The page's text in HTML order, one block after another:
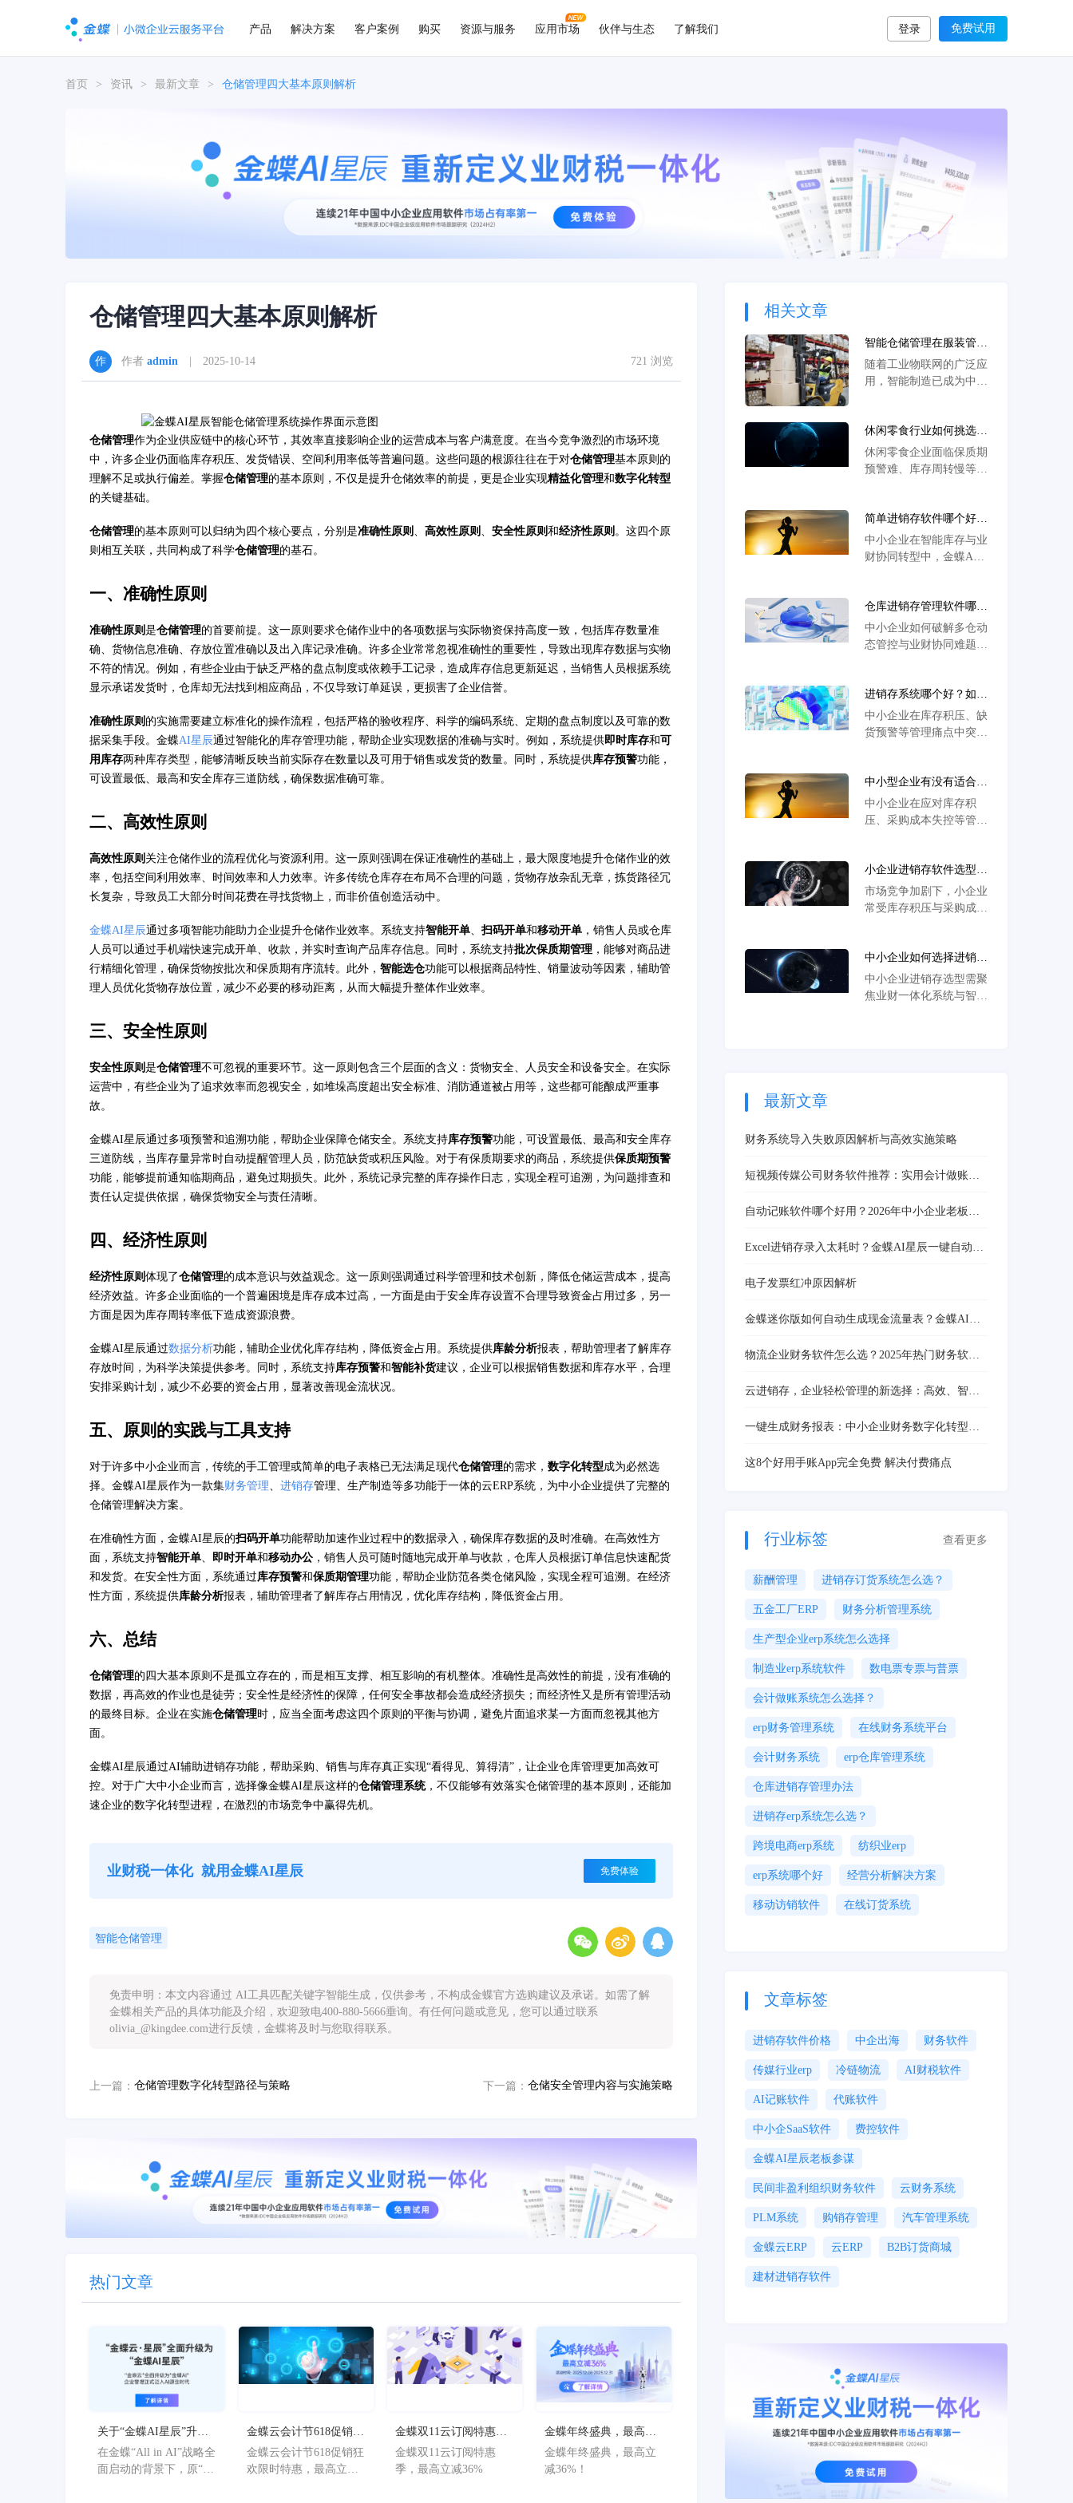
产品 解决方案 客户案例 购买 资源与服务 应用市场 伙伴与生态 了解我们 登录 免费试用
首页 > 资讯 > 最新文章 > 仓储管理四大基本原则解析
仓储管理四大基本原则解析
作者 admin | 2025-10-14 721 浏览
仓储管理作为企业供应链中的核心环节，其效率直接影响企业的运营成本与客户满意度。在当今竞争激烈的市场环境
中，许多企业仍面临库存积压、发货错误、空间利用率低等普遍问题。这些问题的根源往往在于对仓储管理基本原则的
理解不足或执行偏差。掌握仓储管理的基本原则，不仅是提升仓储效率的前提，更是企业实现精益化管理和数字化转型
的关键基础。
仓储管理的基本原则可以归纳为四个核心要点，分别是准确性原则 、 高效性原则 、 安全性原则 和经济性原则 。这四个原
则相互关联，共同构成了科学仓储管理的基石。
一、准确性原则
准确性原则 是仓储管理的首要前提。这一原则要求仓储作业中的各项数据与实际物资保持高度一致，包括库存数量准
确、货物信息准确、存放位置准确以及出入库记录准确。许多企业常常忽视准确性的重要性，导致出现库存数据与实物
不符的情况。例如，有些企业由于缺乏严格的盘点制度或依赖手工记录，造成库存信息更新延迟，当销售人员根据系统
显示承诺发货时，仓库却无法找到相应商品，不仅导致订单延误，更损害了企业信誉。
准确性原则 的实施需要建立标准化的操作流程，包括严格的验收程序、科学的编码系统、定期的盘点制度以及可靠的数
据采集手段。金蝶AI星辰通过智能化的库存管理功能，帮助企业实现数据的准确与实时。例如，系统提供即时库存和可
用库存两种库存类型，能够清晰反映当前实际存在数量以及可用于销售或发货的数量。同时，系统提供库存预警功能，
可设置最低、最高和安全库存三道防线，确保数据准确可靠。
二、高效性原则
高效性原则 关注仓储作业的流程优化与资源利用。这一原则强调在保证准确性的基础上，最大限度地提升仓储作业的效
率，包括空间利用效率、时间效率和人力效率。许多传统仓库存在布局不合理的问题，货物存放杂乱无章，拣货路径冗
长复杂，导致员工大部分时间花费在寻找货物上，而非价值创造活动中。
金蝶AI星辰通过多项智能功能助力企业提升仓储作业效率。系统支持智能开单、 扫码开单和移动开单 ，销售人员或仓库
人员可以通过手机端快速完成开单、收款，并实时查询产品库存信息。同时，系统支持批次保质期管理 ，能够对商品进
行精细化管理，确保货物按批次和保质期有序流转。此外， 智能选仓功能可以根据商品特性、销量波动等因素，辅助管
理人员优化货物存放位置，减少不必要的移动距离，从而大幅提升整体作业效率。
三、安全性原则
安全性原则 是仓储管理不可忽视的重要环节。这一原则包含三个层面的含义：货物安全、人员安全和设备安全。在实际
运营中，有些企业为了追求效率而忽视安全，如堆垛高度超出安全标准、消防通道被占用等，这些都可能酿成严重事
故。
金蝶AI星辰通过多项预警和追溯功能，帮助企业保障仓储安全。系统支持库存预警功能，可设置最低、最高和安全库存
三道防线，当库存量异常时自动提醒管理人员，防范缺货或积压风险。对于有保质期要求的商品，系统提供保质期预警
功能，能够提前通知临期商品，避免过期损失。此外，系统记录完整的库存操作日志，实现全程可追溯，为问题排查和
责任认定提供依据，确保货物安全与责任清晰。
四、经济性原则
经济性原则 体现了仓储管理的成本意识与效益观念。这一原则强调通过科学管理和技术创新，降低仓储运营成本，提高
经济效益。许多企业面临的一个普遍困境是库存成本过高，一方面是由于安全库存设置不合理导致资金占用过多，另一
方面是因为库存周转率低下造成资源浪费。
金蝶AI星辰通过数据分析功能，辅助企业优化库存结构，降低资金占用。系统提供库龄分析报表，帮助管理者了解库存
存放时间，为科学决策提供参考。同时，系统支持库存预警和智能补货建议，企业可以根据销售数据和库存水平，合理
安排采购计划，减少不必要的资金占用，显著改善现金流状况。
五、原则的实践与工具支持
对于许多中小企业而言，传统的手工管理或简单的电子表格已无法满足现代仓储管理的需求， 数字化转型成为必然选
择。金蝶AI星辰作为一款集财务管理、 进销存管理、生产制造等多功能于一体的云ERP系统，为中小企业提供了完整的
仓储管理解决方案。
在准确性方面，金蝶AI星辰的扫码开单功能帮助加速作业过程中的数据录入，确保库存数据的及时准确。在高效性方
面，系统支持智能开单、 即时开单和移动办公 ，销售人员可随时随地完成开单与收款，仓库人员根据订单信息快速配货
和发货。在安全性方面，系统通过库存预警和保质期管理功能，帮助企业防范各类仓储风险，实现全程可追溯。在经济
性方面，系统提供库龄分析报表，辅助管理者了解库存占用情况，优化库存结构，降低资金占用。
六、总结
仓储管理的四大基本原则不是孤立存在的，而是相互支撑、相互影响的有机整体。准确性是高效性的前提，没有准确的
数据，再高效的作业也是徒劳；安全性是经济性的保障，任何安全事故都会造成经济损失；而经济性又是所有管理活动
的最终目标。企业在实施仓储管理时，应当全面考虑这四个原则的平衡与协调，避免片面追求某一方面而忽视其他方
面。
金蝶AI星辰通过AI辅助进销存功能，帮助采购、销售与库存真正实现“看得见、算得清”，让企业仓库管理更加高效可
控。对于广大中小企业而言，选择像金蝶AI星辰这样的仓储管理系统，不仅能够有效落实仓储管理的基本原则，还能加
速企业的数字化转型进程，在激烈的市场竞争中赢得先机。
业财税一体化 就用金蝶AI星辰 免费体验
智能仓储管理
免责申明：本文内容通过 AI工具匹配关键字智能生成，仅供参考，不构成金蝶官方选购建议及承诺。如需了解
金蝶相关产品的具体功能及介绍，欢迎致电400-880-5666垂询。有任何问题或意见，您可以通过联系
olivia_@kingdee.com进行反馈，金蝶将及时与您取得联系。
上一篇： 仓储管理数字化转型路径与策略 下一篇： 仓储安全管理内容与实施策略
热门文章
关于“金蝶AI星辰”升级
为“金蝶AI星辰”的官方
公告
在金蝶“All in AI”战略全
面启动的背景下，原“金
金蝶云会计节618促销狂
欢限时特惠，最高立减
36%
金蝶云会计节618促销狂
欢限时特惠，最高立减
金蝶双11云订阅特惠
季，最高立减36%
金蝶双11云订阅特惠
季，最高立减36%
金蝶年终盛典，最高立
减36%！
金蝶年终盛典，最高立
减36%！
相关文章
智能仓储管理在服装管理
erp系统中的关键作用
随着工业物联网的广泛应
用，智能制造已成为中国
产离不开系统的支撑，而
智能制造必须有智能供应
链作为保障，因此信息化
作为现代化企业物流运营
的核心组成部分，其对企
业发展的重要性也日益凸
显。
休闲零食行业如何挑选进
销存软件？高效解决方案
与热门推荐
休闲零食企业面临保质期
预警难、库存周转慢等管
预警，实现智能库存调度
与全渠道订单同步，有效
提升运营效率。
简单进销存软件哪个好？
聚焦智能库存与业财融合
的金蝶AI星辰助力中小
中小企业在智能库存与业
财协同转型中，金蝶AI
自动转化三大核心能力破
局，其预置行业模板让扫
码开单培训缩至15分钟，
存周转率提升40%、过期
损耗率下降86%的实战成
效。
仓库进销存管理软件哪个
好？解析金蝶AI星辰如
何以智能多仓库管控与业
中小企业如何破解多仓动
态管控与业财协同难题？
业务一体化技术为核心，
实现库存精准预警与跨仓
调拨智能决策，破解积压
力降本增效。
进销存系统哪个好？如何
找到？中小企业选型策略
与金蝶AI星辰优势深度
中小企业在库存积压、缺
货预警等管理痛点中突
体化和全流程移动协同为
核心，实现采购、销售、
库存数据实时穿透，帮助
协同效率。
中小型企业有没有适合的
进销存软件？金蝶AI星
辰以智能仓储与业财融合
中小企业在应对库存积
压、采购成本失控等管理
数据实时同步与效期动态
预警，结合业财一体化体
系精准管控全链路，使库
颈。
小企业进销存软件选型指
南：金蝶AI星辰如何以
智能仓储与业财税一体化
市场竞争加剧下，小企业
常受库存积压与采购成本
预警，搭配业财税一体化
体系打通业务流程，助企
业快速完成数字化转型升
中小企业如何选择进销存
软件？金蝶AI星辰核心
优势解析与选型策略
中小企业进销存选型需聚
焦业财一体化系统与智能
最新文章
财务系统导入失败原因解析与高效实施策略
短视频传媒公司财务软件推荐：实用会计做账与
自动记账软件哪个好用？2026年中小企业老板和
Excel进销存录入太耗时？金蝶AI星辰一键自动
电子发票红冲原因解析
金蝶迷你版如何自动生成现金流量表？金蝶AI星
物流企业财务软件怎么选？2025年热门财务软件
云进销存，企业轻松管理的新选择：高效、智
一键生成财务报表：中小企业财务数字化转型的
这8个好用手账App完全免费 解决付费痛点
行业标签 查看更多
薪酬管理 进销存订货系统怎么选？
五金工厂ERP 财务分析管理系统
生产型企业erp系统怎么选择
制造业erp系统软件 数电票专票与普票
会计做账系统怎么选择？
erp财务管理系统 在线财务系统平台
会计财务系统 erp仓库管理系统
仓库进销存管理办法
进销存erp系统怎么选？
跨境电商erp系统 纺织业erp
erp系统哪个好 经营分析解决方案
移动访销软件 在线订货系统
文章标签
进销存软件价格 中企出海 财务软件
传媒行业erp 冷链物流 AI财税软件
AI记账软件 代账软件
中小企SaaS软件 费控软件
金蝶AI星辰老板参谋
民间非盈利组织财务软件 云财务系统
PLM系统 购销存管理 汽车管理系统
金蝶云ERP 云ERP B2B订货商城
建材进销存软件